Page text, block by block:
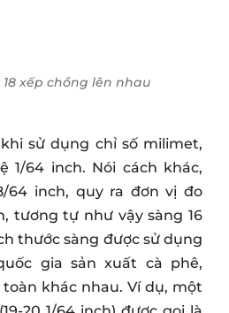
18 xếp chồng lên nhau
sử dụng chỉ số milimet,
1/64 inch. Nói cách khác,
64 inch, quy ra đơn vị đo
tương tự như vậy sàng 16
thước sàng được sử dụng
gia sản xuất cà phê,
khác nhau. Ví dụ, một